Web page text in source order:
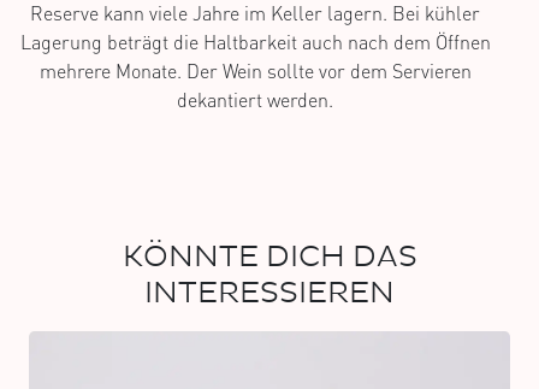
Reserve kann viele Jahre im Keller lagern. Bei kühler
Lagerung beträgt die Haltbarkeit auch nach dem Öffnen
mehrere Monate. Der Wein sollte vor dem Servieren
dekantiert werden.
KÖNNTE DICH DAS
INTERESSIEREN